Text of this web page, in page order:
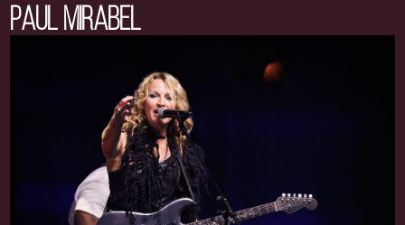
PAUL MIRABEL